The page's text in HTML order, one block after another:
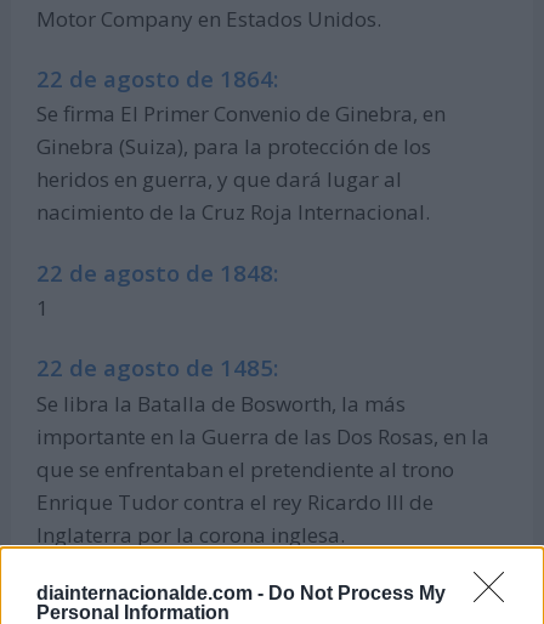
diainternacionalde.com - Do Not Process My
Personal Information
Motor Company en Estados Unidos.
22 de agosto de 1864:
Se firma El Primer Convenio de Ginebra, en
Ginebra (Suiza), para la protección de los
heridos en guerra, y que dará lugar al
nacimiento de la Cruz Roja Internacional.
22 de agosto de 1848:
1
22 de agosto de 1485:
Se libra la Batalla de Bosworth, la más
importante en la Guerra de las Dos Rosas, en la
que se enfrentaban el pretendiente al trono
Enrique Tudor contra el rey Ricardo III de
Inglaterra por la corona inglesa.
Efemérides de agosto